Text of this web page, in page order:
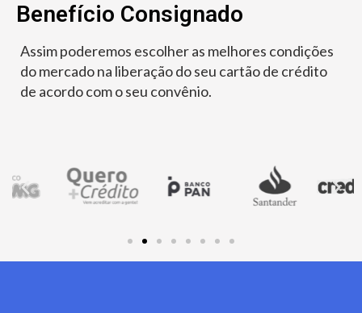
Benefício Consignado
Assim poderemos escolher as melhores condições
do mercado na liberação do seu cartão de crédito
de acordo com o seu convênio.